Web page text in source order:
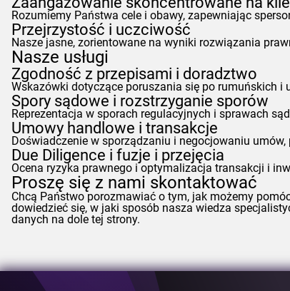
Rozumiemy Państwa cele i obawy, zapewniając
Przejrzystość i uczciwość
Nasze jasne, zorientowane na wyniki rozwiązania
Nasze usługi
Zgodność z przepisami i doradztwo
Wskazówki dotyczące poruszania się po rumuńskich i
Spory sądowe i rozstrzyganie sporów
Reprezentacja w sporach regulacyjnych i sprawach
Umowy handlowe i transakcje
Doświadczenie w sporządzaniu i negocjowaniu
Due Diligence i fuzje i przejęcia
Ocena ryzyka prawnego i optymalizacja transakcji i
Proszę się z nami skontaktować
Chcą Państwo porozmawiać o tym, jak możemy
dowiedzieć się, w jaki sposób nasza wiedza
danych na dole tej strony.